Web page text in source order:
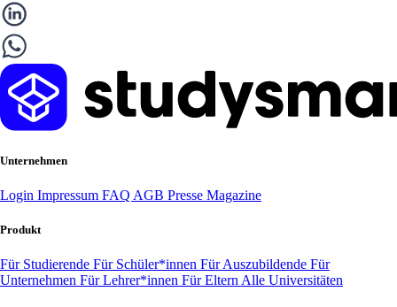
Unternehmen
Login Impressum FAQ AGB Presse Magazine
Produkt
Für Studierende Für Schüler*innen Für Auszubildende Für
Unternehmen Für Lehrer*innen Für Eltern Alle Universitäten